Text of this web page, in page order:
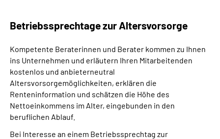
Betriebssprechtage zur Altersvorsorge
Kompetente Beraterinnen und Berater kommen zu Ihnen
ins Unternehmen und erläutern Ihren Mitarbeitenden
kostenlos und anbieterneutral
Altersvorsorgemöglichkeiten, erklären die
Renteninformation und schätzen die Höhe des
Nettoeinkommens im Alter, eingebunden in den
beruflichen Ablauf.
Bei Interesse an einem Betriebssprechtag zur